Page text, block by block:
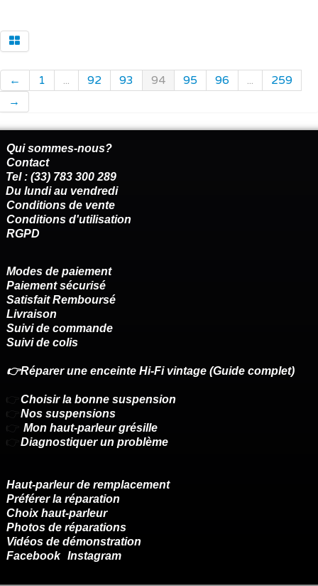
← 1 ... 92 93 94 95 96 ...
259
→
Qui sommes-nous?
Contact
Tel : (33) 783 300 289
Du lundi au vendredi
Conditions de vente
Conditions d'utilisation
RGPD
Modes de paiement
Paiement sécurisé
Satisfait Remboursé
Livraison
Suivi de commande
Suivi de colis
👉Réparer une enceinte Hi-Fi vintage (Guide complet)
👉 Choisir la bonne suspension
👉 Nos suspensions
👉 Mon haut-parleur grésille
👉 Diagnostiquer un problème
Haut-parleur de remplacement
Préférer la réparation
Choix haut-parleur
Photos de réparations
Vidéos de démonstration
Facebook Instagram